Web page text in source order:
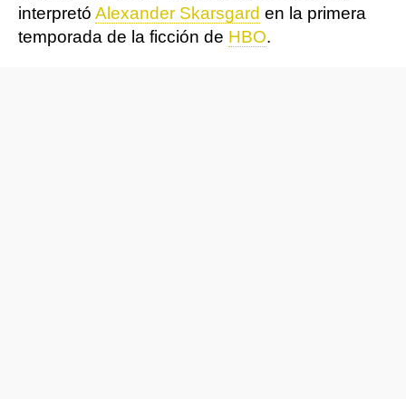
interpretó Alexander Skarsgard en la primera
temporada de la ficción de HBO.